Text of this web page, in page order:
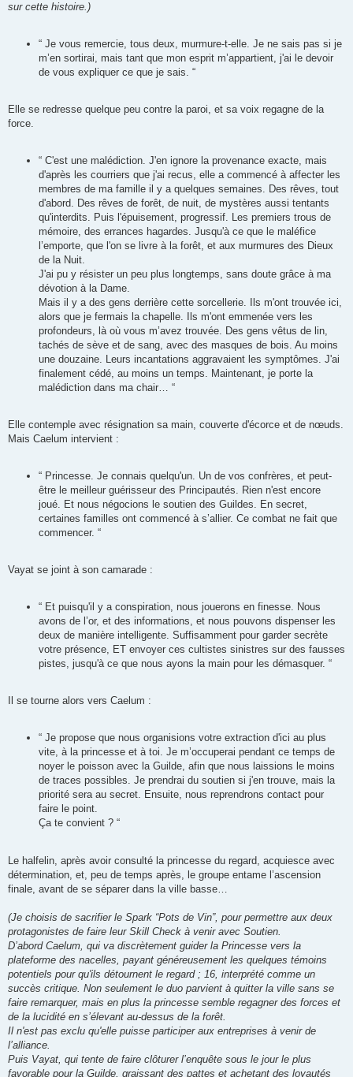
sur cette histoire.)
“ Je vous remercie, tous deux, murmure-t-elle. Je ne sais pas si je
m’en sortirai, mais tant que mon esprit m’appartient, j'ai le devoir
de vous expliquer ce que je sais. “
Elle se redresse quelque peu contre la paroi, et sa voix regagne de la
force.
“ C'est une malédiction. J'en ignore la provenance exacte, mais
d'après les courriers que j'ai recus, elle a commencé à affecter les
membres de ma famille il y a quelques semaines. Des rêves, tout
d'abord. Des rêves de forêt, de nuit, de mystères aussi tentants
qu'interdits. Puis l'épuisement, progressif. Les premiers trous de
mémoire, des errances hagardes. Jusqu'à ce que le maléfice
l’emporte, que l'on se livre à la forêt, et aux murmures des Dieux
de la Nuit.
J'ai pu y résister un peu plus longtemps, sans doute grâce à ma
dévotion à la Dame.
Mais il y a des gens derrière cette sorcellerie. Ils m'ont trouvée ici,
alors que je fermais la chapelle. Ils m'ont emmenée vers les
profondeurs, là où vous m’avez trouvée. Des gens vêtus de lin,
tachés de sève et de sang, avec des masques de bois. Au moins
une douzaine. Leurs incantations aggravaient les symptômes. J'ai
finalement cédé, au moins un temps. Maintenant, je porte la
malédiction dans ma chair… “
Elle contemple avec résignation sa main, couverte d'écorce et de nœuds.
Mais Caelum intervient :
“ Princesse. Je connais quelqu'un. Un de vos confrères, et peut-
être le meilleur guérisseur des Principautés. Rien n'est encore
joué. Et nous négocions le soutien des Guildes. En secret,
certaines familles ont commencé à s’allier. Ce combat ne fait que
commencer. “
Vayat se joint à son camarade :
“ Et puisqu'il y a conspiration, nous jouerons en finesse. Nous
avons de l’or, et des informations, et nous pouvons dispenser les
deux de manière intelligente. Suffisamment pour garder secrète
votre présence, ET envoyer ces cultistes sinistres sur des fausses
pistes, jusqu'à ce que nous ayons la main pour les démasquer. “
Il se tourne alors vers Caelum :
“ Je propose que nous organisions votre extraction d'ici au plus
vite, à la princesse et à toi. Je m’occuperai pendant ce temps de
noyer le poisson avec la Guilde, afin que nous laissions le moins
de traces possibles. Je prendrai du soutien si j'en trouve, mais la
priorité sera au secret. Ensuite, nous reprendrons contact pour
faire le point.
Ça te convient ? “
Le halfelin, après avoir consulté la princesse du regard, acquiesce avec
détermination, et, peu de temps après, le groupe entame l’ascension
finale, avant de se séparer dans la ville basse…
(Je choisis de sacrifier le Spark “Pots de Vin”, pour permettre aux deux
protagonistes de faire leur Skill Check à venir avec Soutien.
D’abord Caelum, qui va discrètement guider la Princesse vers la
plateforme des nacelles, payant généreusement les quelques témoins
potentiels pour qu'ils détournent le regard ; 16, interprété comme un
succès critique. Non seulement le duo parvient à quitter la ville sans se
faire remarquer, mais en plus la princesse semble regagner des forces et
de la lucidité en s’élevant au-dessus de la forêt.
Il n'est pas exclu qu'elle puisse participer aux entreprises à venir de
l’alliance.
Puis Vayat, qui tente de faire clôturer l’enquête sous le jour le plus
favorable pour la Guilde, graissant des pattes et achetant des loyautés